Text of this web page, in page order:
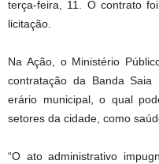
terça-feira, 11. O contrato
licitação.
Na Ação, o Ministério
contratação da Banda
erário municipal, o qual
setores da cidade, como
“O ato administrativo